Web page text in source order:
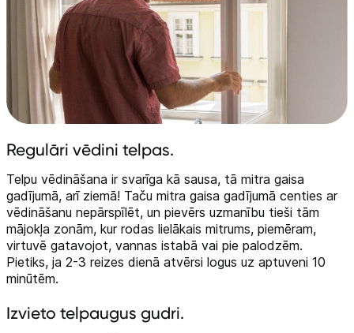
Viedierīces
Sadzīves tehnika
Skaistumkopšana
Sports un atpūta
Ražotāju atjaunota tehnika
Vēlmju saraksts
Blogs
Regulāri vēdini telpas.
Telpu vēdināšana ir svarīga kā sausa, tā mitra gaisa
gadījumā, arī ziemā! Taču mitra gaisa gadījumā centies ar
vēdināšanu nepārspīlēt, un pievērs uzmanību tieši tām
mājokļa zonām, kur rodas lielākais mitrums, piemēram,
virtuvē gatavojot, vannas istabā vai pie palodzēm.
Pietiks, ja 2-3 reizes dienā atvērsi logus uz aptuveni 10
minūtēm.
Izvieto telpaugus gudri.